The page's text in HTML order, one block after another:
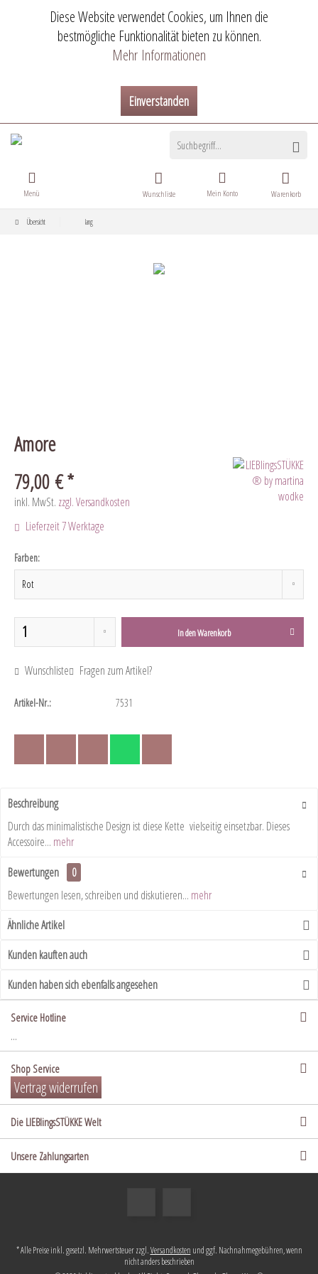
Diese Website verwendet Cookies, um Ihnen die
bestmögliche Funktionalität bieten zu können.
Mehr Informationen
Einverstanden
Warenkorb
Wunschliste Mein Konto
Menü
Übersicht lang
Amore
79,00 € *
inkl. MwSt. zzgl. Versandkosten
Lieferzeit 7 Werktage
Farben:
In denWarenkorb
Wunschliste Fragen zum Artikel?
Artikel-Nr.: 7531
Beschreibung
Durch das minimalistische Design ist diese Kette vielseitig einsetzbar. Dieses
Accessoire... mehr
Bewertungen
0
Bewertungen lesen, schreiben und diskutieren... mehr
Ähnliche Artikel
Kunden kauften auch
Kunden haben sich ebenfalls angesehen
Service Hotline
...
Shop Service
Vertrag widerrufen
Die LIEBlingsSTÜKKE Welt
Unsere Zahlungsarten
* Alle Preise inkl. gesetzl. Mehrwertsteuer zzgl.Versandkosten und ggf. Nachnahmegebühren, wenn
nicht anders beschrieben